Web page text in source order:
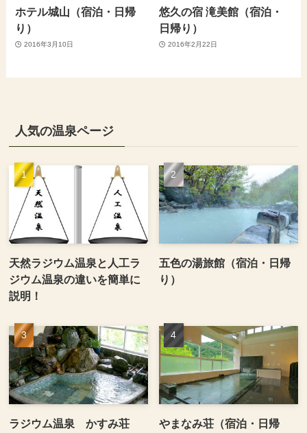
ホテル城山（宿泊・日帰
り）
2016年3月10日
悠久の宿 滝美館（宿泊・
日帰り）
2016年2月22日
人気の温泉ページ
天然ラジウム温泉と人工ラ
ジウム温泉の違いを簡単に
説明！
五色の湯旅館（宿泊・日帰
り）
ラジウム温泉 かすみ荘 やまなみ荘（宿泊・日帰